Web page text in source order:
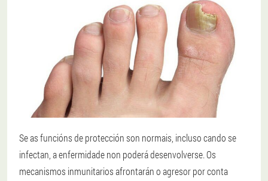
Se as funcións de protección son normais, incluso cando se
infectan, a enfermidade non poderá desenvolverse. Os
mecanismos inmunitarios afrontarán o agresor por conta